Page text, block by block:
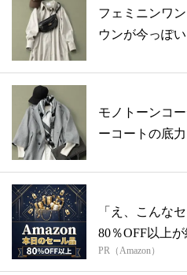
フェミニンワ
ウンが今っぽい
モノトーンコ
ーコートの底力
「え、こんな
80％OFF以上
が...
PR（Amazon）